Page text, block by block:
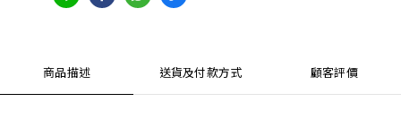
商品描述 送貨及付款方式 顧客評價